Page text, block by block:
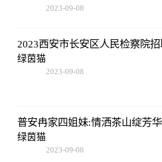
2023-09-08
2023西安市长安区人民检察院
绿茵猫
2023-09-08
普安冉家四姐妹:情洒茶山绽芳
绿茵猫
2023-09-08